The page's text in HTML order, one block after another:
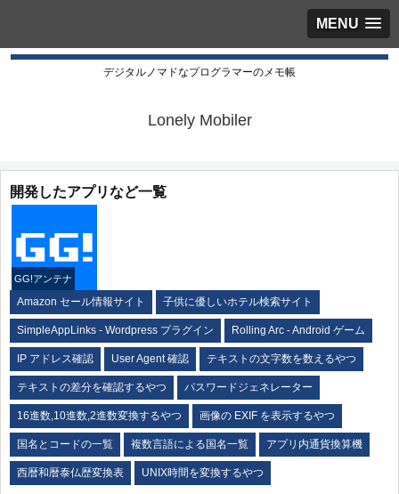
MENU
デジタルノマドなプログラマーのメモ帳
Lonely Mobiler
開発したアプリなど一覧
GG!アンテナ
Amazon セール情報サイト 子供に優しいホテル検索サイト
SimpleAppLinks - Wordpress プラグイン Rolling Arc - Android ゲーム
IP アドレス確認 User Agent 確認 テキストの文字数を数えるやつ
テキストの差分を確認するやつ パスワードジェネレーター
16進数,10進数,2進数変換するやつ 画像の EXIF を表示するやつ
国名とコードの一覧 複数言語による国名一覧 アプリ内通貨換算機
西暦和暦泰仏歴変換表 UNIX時間を変換するやつ